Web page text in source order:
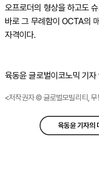
오프로더의 형상을 하고도
바로 그 무례함이 OCTA의
자격이다.
육동윤 글로벌이코노믹 기
<저작권자 © 글로벌모빌리티,
육동윤 기자의